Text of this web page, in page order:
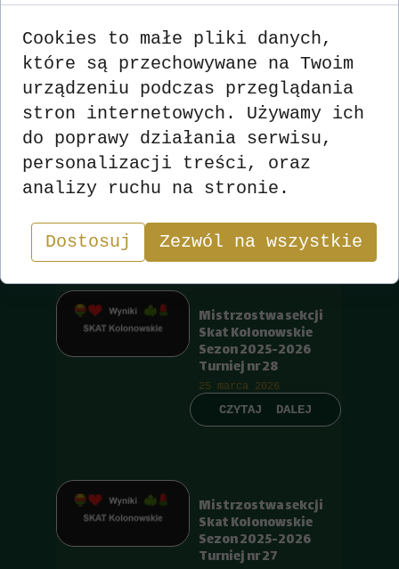
08 kwietnia 2026
CZYTAJ DALEJ
Mistrzostwa sekcji
Skat Kolonowskie
Sezon 2025-2026
Turniej nr 29
01 kwietnia 2026
CZYTAJ DALEJ
Mistrzostwa sekcji
Skat Kolonowskie
Sezon 2025-2026
Turniej nr 28
25 marca 2026
CZYTAJ DALEJ
Mistrzostwa sekcji
Skat Kolonowskie
Sezon 2025-2026
Turniej nr 27
Cookies to małe pliki danych,
które są przechowywane na Twoim
urządzeniu podczas przeglądania
stron internetowych. Używamy ich
do poprawy działania serwisu,
personalizacji treści, oraz
analizy ruchu na stronie.
Dostosuj Zezwól na wszystkie